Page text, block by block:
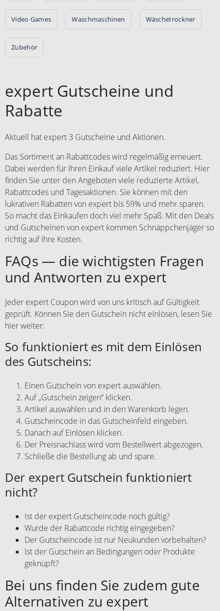
Video Games Waschmaschinen Wäschetrockner
Zubehör
expert Gutscheine und
Rabatte
Aktuell hat expert 3 Gutscheine und Aktionen.
Das Sortiment an Rabattcodes wird regelmäßig erneuert.
Dabei werden für Ihren Einkauf viele Artikel reduziert. Hier
finden Sie unter den Angeboten viele reduzierte Artikel,
Rabattcodes und Tagesaktionen. Sie können mit den
lukrativen Rabatten von expert bis 59% und mehr sparen.
So macht das Einkaufen doch viel mehr Spaß. Mit den Deals
und Gutscheinen von expert kommen Schnäppchenjäger so
richtig auf ihre Kosten.
FAQs — die wichtigsten Fragen
und Antworten zu expert
Jeder expert Coupon wird von uns kritisch auf Gültigkeit
geprüft. Können Sie den Gutschein nicht einlösen, lesen Sie
hier weiter:
So funktioniert es mit dem Einlösen
des Gutscheins:
Einen Gutschein von expert auswählen.
Auf „Gutschein zeigen“ klicken.
Artikel auswählen und in den Warenkorb legen.
Gutscheincode in das Gutscheinfeld eingeben.
Danach auf Einlösen klicken.
Der Preisnachlass wird vom Bestellwert abgezogen.
Schließe die Bestellung ab und spare.
Der expert Gutschein funktioniert
nicht?
Ist der expert Gutscheincode noch gültig?
Wurde der Rabattcode richtig eingegeben?
Der Gutscheincode ist nur Neukunden vorbehalten?
Ist der Gutschein an Bedingungen oder Produkte
geknüpft?
Bei uns finden Sie zudem gute
Alternativen zu expert